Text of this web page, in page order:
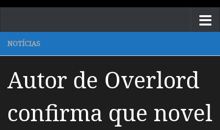
NOTÍCIAS
Autor de Overlord
confirma que novel